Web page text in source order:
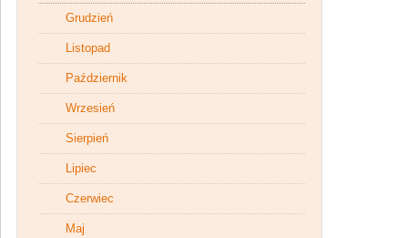
Grudzień
Listopad
Październik
Wrzesień
Sierpień
Lipiec
Czerwiec
Maj